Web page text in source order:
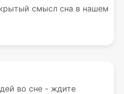
смысл сна в нашем
во сне - ждите